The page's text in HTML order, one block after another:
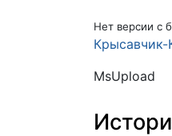
Нет версии с
Крысавчик-
MsUpload